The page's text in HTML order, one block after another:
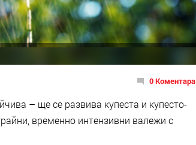
0 Коментара
– ще се развива купеста и купесто-
временно интензивни валежи с